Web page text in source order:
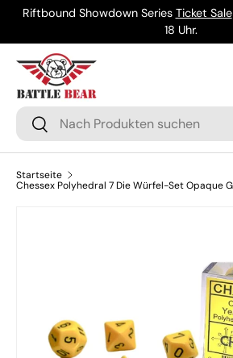
Riftbound Showdown Series Ticket Sale
18 Uhr.
Suchen
Suchen
Startseite
Chessex Polyhedral 7 Die Würfel-Set Opaque